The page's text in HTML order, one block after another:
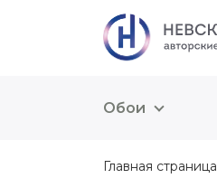
Обои
Главная страница